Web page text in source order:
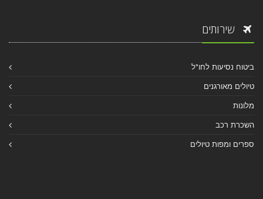
שירותים
ביטוח נסיעות לחו"ל
טיולים מאורגנים
מלונות
השכרת רכב
ספרים ומפות טיולים